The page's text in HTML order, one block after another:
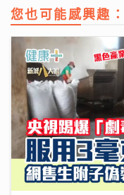
您也可能感興趣：